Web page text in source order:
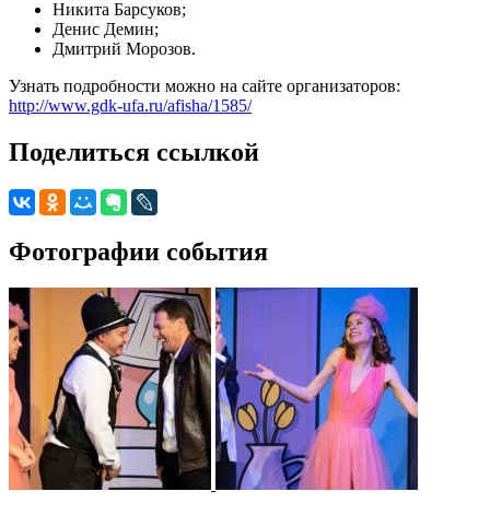
Никита Барсуков;
Денис Демин;
Дмитрий Морозов.
Узнать подробности можно на сайте организаторов:
http://www.gdk-ufa.ru/afisha/1585/
Поделиться ссылкой
Фотографии события